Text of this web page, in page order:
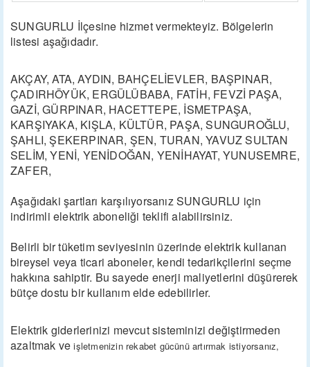
SUNGURLU İlçesine hizmet vermekteyiz. Bölgelerin
listesi aşağıdadır.
AKÇAY, ATA, AYDIN, BAHÇELİEVLER, BAŞPINAR,
ÇADIRHÖYÜK, ERGÜLÜBABA, FATİH, FEVZİ PAŞA,
GAZİ, GÜRPINAR, HACETTEPE, İSMETPAŞA,
KARŞIYAKA, KIŞLA, KÜLTÜR, PAŞA, SUNGUROĞLU,
ŞAHLI, ŞEKERPINAR, ŞEN, TURAN, YAVUZ SULTAN
SELİM, YENİ, YENİDOĞAN, YENİHAYAT, YUNUSEMRE,
ZAFER,
Aşağıdaki şartları karşılıyorsanız SUNGURLU için
indirimli elektrik aboneliği teklifi alabilirsiniz.
Belirli bir tüketim seviyesinin üzerinde elektrik kullanan
bireysel veya ticari aboneler, kendi tedarikçilerini seçme
hakkına sahiptir. Bu sayede enerji maliyetlerini düşürerek
bütçe dostu bir kullanım elde edebilirler.
Elektrik giderlerinizi mevcut sisteminizi değiştirmeden
azaltmak ve işletmenizin rekabet gücünü artırmak istiyorsanız,